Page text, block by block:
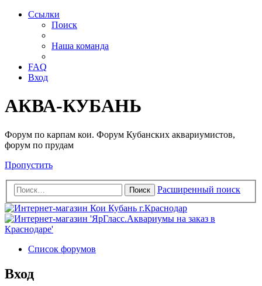
Ссылки
Поиск
Наша команда
FAQ
Вход
АКВА-КУБАНЬ
Форум по карпам кои. Форум Кубанских аквариумистов,
форум по прудам
Пропустить
Поиск Расширенный поиск
Список форумов
Вход